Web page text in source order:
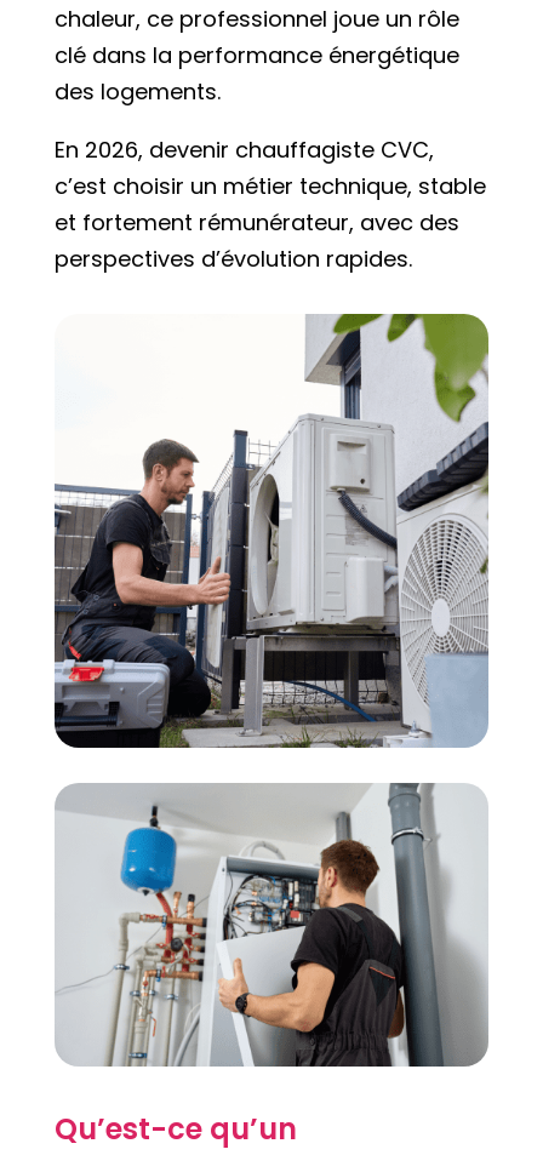
chaleur, ce professionnel joue un rôle
clé dans la performance énergétique
des logements.
En 2026, devenir chauffagiste CVC,
c’est choisir un métier technique, stable
et fortement rémunérateur, avec des
perspectives d’évolution rapides.
Qu’est-ce qu’un